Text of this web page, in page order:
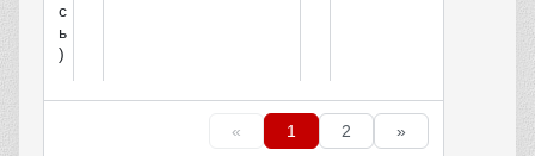
с
ь
)
« 1 2 »